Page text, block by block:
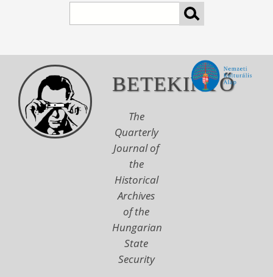
BETEKINTŐ
The
Quarterly
Journal of
the
Historical
Archives
of the
Hungarian
State
Security